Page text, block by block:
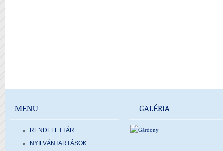
MENÜ
RENDELETTÁR
NYILVÁNTARTÁSOK
GALÉRIA